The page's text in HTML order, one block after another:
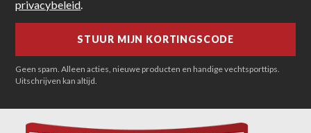
privacybeleid
Geen spam. Alleen acties, nieuwe producten en handige vechtsporttips.
Uitschrijven kan altijd.